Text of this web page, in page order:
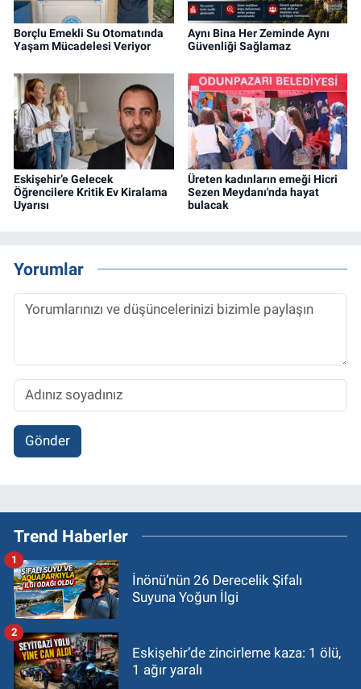
Borçlu Emekli Su Otomatında
Yaşam Mücadelesi Veriyor
Aynı Bina Her Zeminde Aynı
Güvenliği Sağlamaz
Eskişehir’e Gelecek
Öğrencilere Kritik Ev Kiralama
Uyarısı
Üreten kadınların emeği Hicri
Sezen Meydanı'nda hayat
bulacak
Yorumlar
Gönder
Trend Haberler
İnönü’nün 26 Derecelik Şifalı
Suyuna Yoğun İlgi
1
Eskişehir’de zincirleme kaza: 1 ölü,
1 ağır yaralı
2